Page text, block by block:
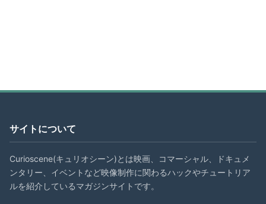
サイトについて
Curioscene(キュリオシーン)とは映画、コマーシャル、ドキュメ
ンタリー、イベントなど映像制作に関わるハックやチュートリア
ルを紹介しているマガジンサイトです。